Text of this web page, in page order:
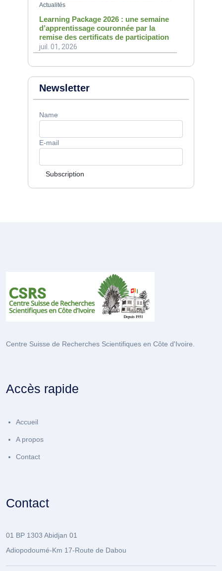
Actualités
Learning Package 2026 : une semaine
d’apprentissage couronnée par la
remise des certificats de participation
juil. 01, 2026
Newsletter
Name
E-mail
Subscription
Centre Suisse de Recherches Scientifiques en Côte d'Ivoire.
Accès rapide
Accueil
A propos
Contact
Contact
01 BP 1303 Abidjan 01
Adiopodoumé-Km 17-Route de Dabou